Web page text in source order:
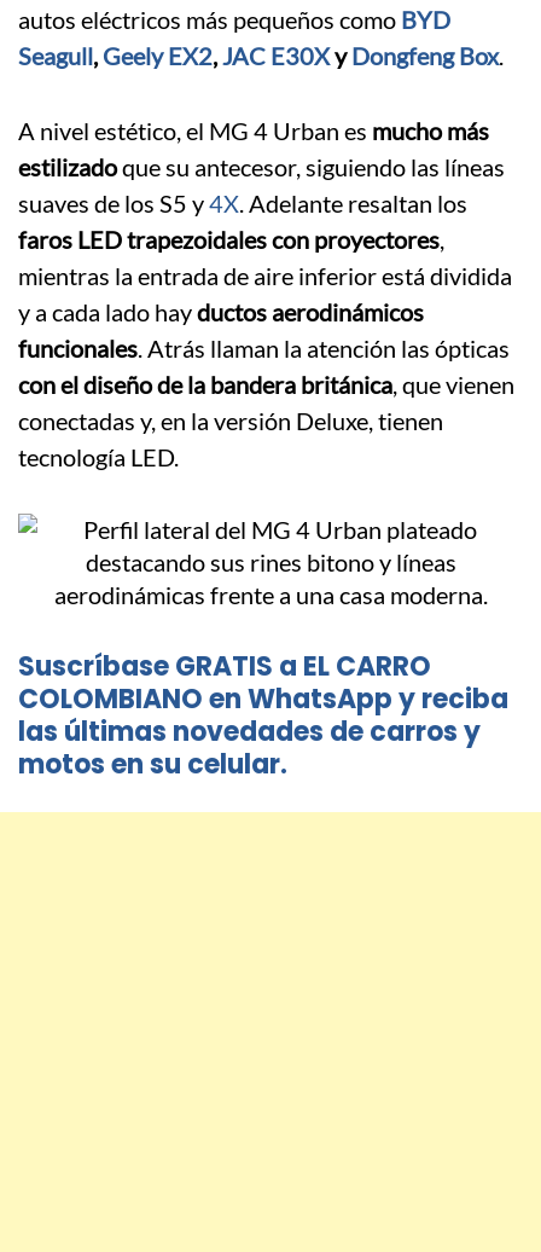
autos eléctricos más pequeños como BYD
Seagull,Geely EX2,JAC E30XyDongfeng Box.
A nivel estético, el MG 4 Urban es mucho más
estilizadoque su antecesor, siguiendo las líneas
suaves de los S5 y4X. Adelante resaltan los
faros LED trapezoidales con proyectores,
mientras la entrada de aire inferior está dividida
y a cada lado hayductos aerodinámicos
funcionales. Atrás llaman la atención las ópticas
con el diseño de la bandera británica, que vienen
conectadas y, en la versión Deluxe, tienen
tecnología LED.
Suscríbase GRATIS a EL CARRO
COLOMBIANO en WhatsApp y reciba
las últimas novedades de carros y
motos en su celular.